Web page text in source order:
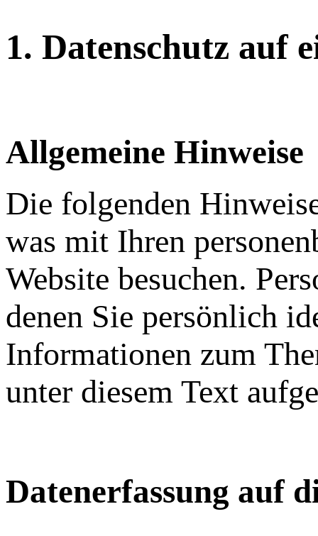
1. Datenschutz auf
Allgemeine Hinweise
Die folgenden
was mit Ihren
Website besuchen.
denen Sie persönlich
Informationen zum
unter diesem Text
Datenerfassung auf